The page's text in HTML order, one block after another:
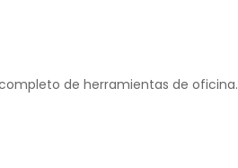
de herramientas de oficina.